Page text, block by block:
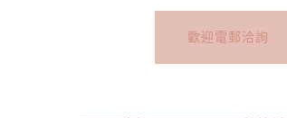
歡迎電郵洽詢